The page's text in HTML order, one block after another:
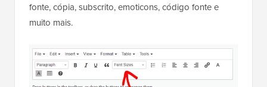
fonte, cópia, subscrito, emoticons, código fonte e
muito mais.